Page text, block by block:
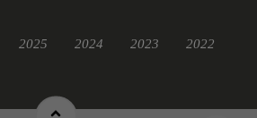
2025 2024 2023 2022